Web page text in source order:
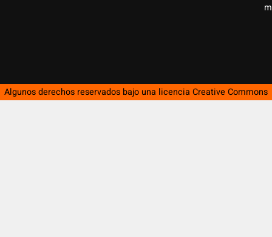
Algunos derechos reservados bajo una licencia Creative Commons